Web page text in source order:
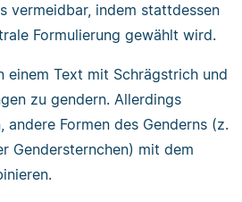
vermeidbar, indem stattdessen
Formulierung gewählt wird.
einem Text mit Schrägstrich und
zu gendern. Allerdings
andere Formen des Genderns (z.
Gendersternchen) mit dem